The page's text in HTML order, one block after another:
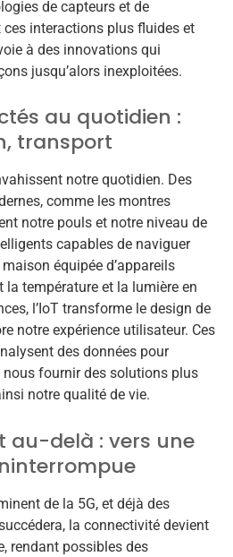
de capteurs et de
interactions plus fluides et
à des innovations qui
jusqu’alors inexploitées.
au quotidien :
transport
notre quotidien. Des
comme les montres
notre pouls et notre niveau de
capables de naviguer
équipée d’appareils
température et la lumière en
l’IoT transforme le design de
notre expérience utilisateur. Ces
des données pour
fournir des solutions plus
notre qualité de vie.
au-delà : vers une
de la 5G, et déjà des
la connectivité devient
rendant possibles des